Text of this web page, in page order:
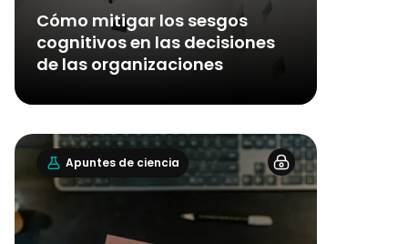
Cómo mitigar los sesgos
cognitivos en las decisiones
de las organizaciones
Apuntes de ciencia